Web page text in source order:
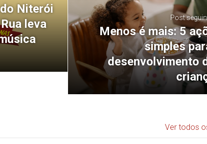
Niterói
leva
Post
Menos é mais: 5
simples
desenvolvimento
Ver todos